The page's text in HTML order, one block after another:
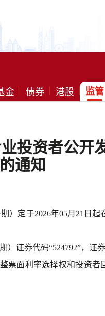
金 债券 港股 监管
投资者公开
通知
）定于2026年05月21日起
）证券代码“524792”，证
票面利率选择权和投资者